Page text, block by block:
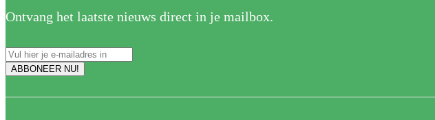
Ontvang het laatste nieuws direct in je mailbox.